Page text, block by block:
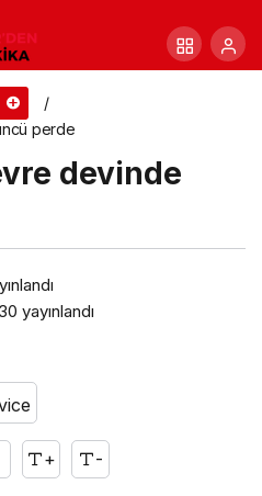
perde
devinde
yayınlandı
+ -
üreticiye umut oldu